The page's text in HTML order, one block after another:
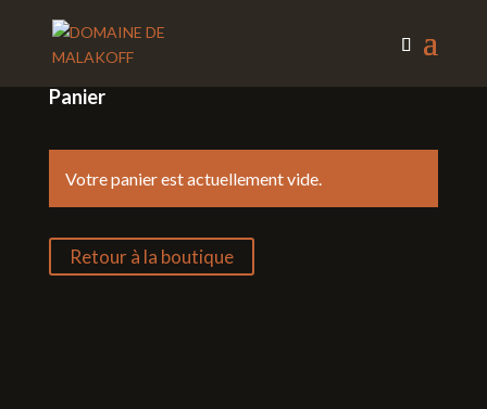
Panier
Votre panier est actuellement vide.
Retour à la boutique